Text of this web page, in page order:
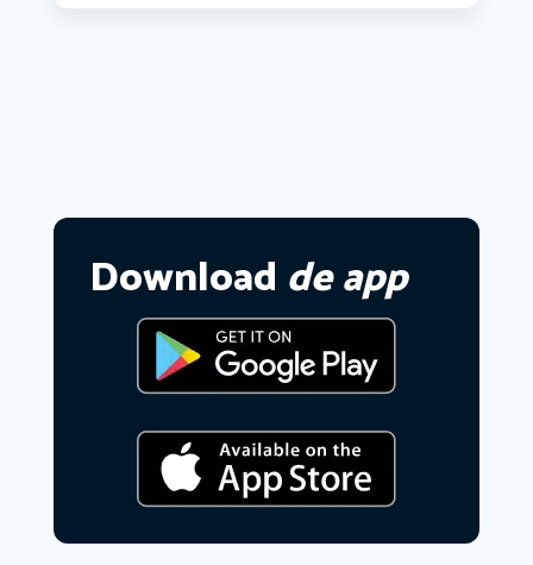
Download de app